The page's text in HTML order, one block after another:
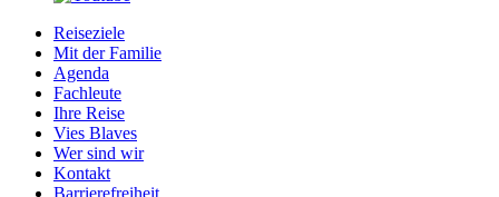
Reiseziele
Mit der Familie
Agenda
Fachleute
Ihre Reise
Vies Blaves
Wer sind wir
Kontakt